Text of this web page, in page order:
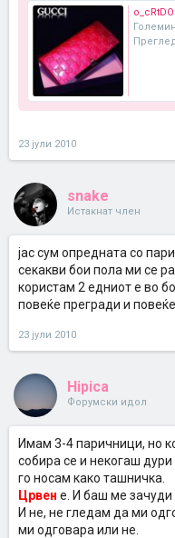
23 јули 2010
snake
Истакнат член
јас сум опредната со
секакви бои пола ми се
користам 2 едниот е во
повеќе прегради и
23 јули 2010
Hipica
Форумски идол
Имам 3-4 паричници, но
собира се и некогаш
го носам како ташничка.
Црвен е. И баш ме зачуди
И не, не гледам да ми
ми одговара или не.